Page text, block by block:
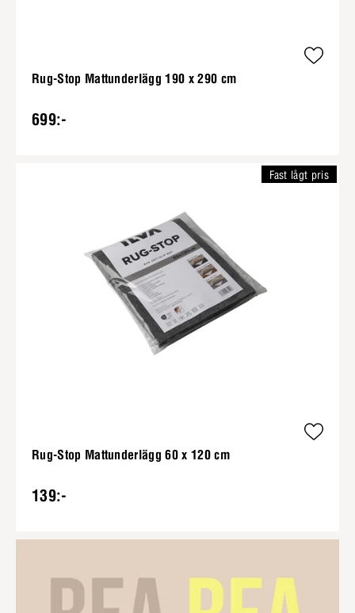
Rug-Stop Mattunderlägg 190 x 290 cm
699:-
Rug-Stop Mattunderlägg 60 x 120 cm
139:-
Fast lågt pris